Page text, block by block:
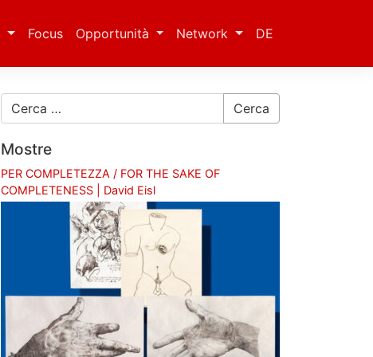
Focus Opportunità Network DE
Cerca
Mostre
PER COMPLETEZZA / FOR THE SAKE OF
COMPLETENESS | David Eisl